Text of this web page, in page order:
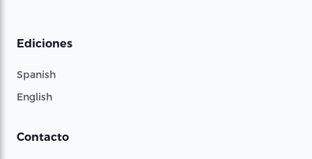
Ediciones
Spanish
English
Contacto